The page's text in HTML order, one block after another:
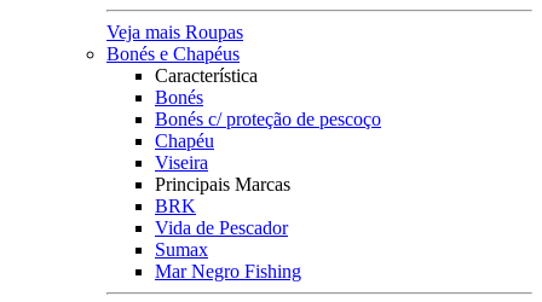
Veja mais Roupas
Bonés e Chapéus
Característica
Bonés
Bonés c/ proteção de pescoço
Chapéu
Viseira
Principais Marcas
BRK
Vida de Pescador
Sumax
Mar Negro Fishing